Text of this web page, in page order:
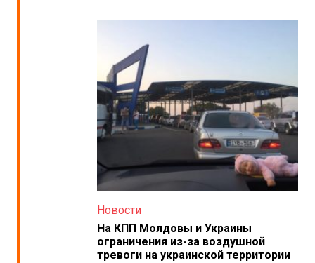
Новости
На КПП Молдовы и Украины
ограничения из-за воздушной
тревоги на украинской территории